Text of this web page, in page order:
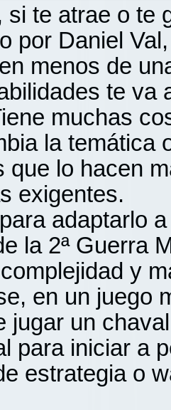
si te atrae o te
por Daniel
menos de
te va
muchas
la temática
que lo hacen
exigentes.
adaptarlo
la 2ª Guerra
y
en un juego
jugar un
para iniciar a
estrategia o